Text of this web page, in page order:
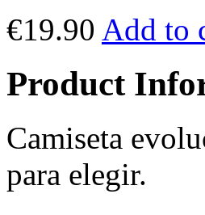
€19.90 Add to
Product
Camiseta
para elegir.